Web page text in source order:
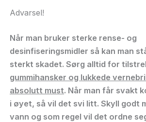
Advarsel!
Når man bruker sterke rense- og
desinfiseringsmidler så kan man
sterkt skadet. Sørg alltid for
gummihansker og lukkede
absolutt must. Når man får svakt
i øyet, så vil det svi litt. Skyll godt
vann og som regel vil det ordne